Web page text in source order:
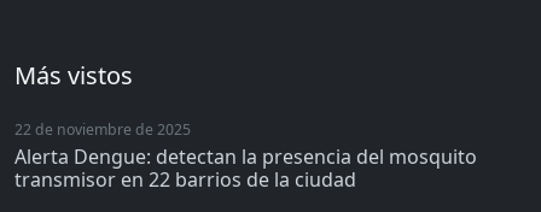
Más vistos
22 de noviembre de 2025
Alerta Dengue: detectan la presencia del mosquito
transmisor en 22 barrios de la ciudad